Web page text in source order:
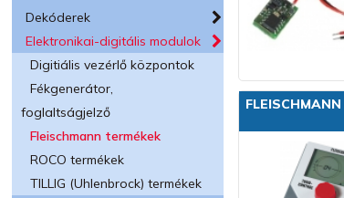
Dekóderek
Elektronikai-digitális modulok
Digitiális vezérlő központok
Fékgenerátor,
foglaltságjelző
Fleischmann termékek
ROCO termékek
TILLIG (Uhlenbrock) termékek
FLEISCHMANN